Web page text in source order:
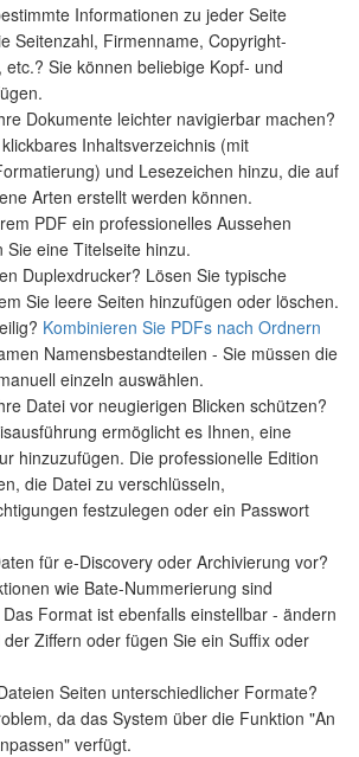
Informationen zu jeder Seite
Seitenzahl, Firmenname, Copyright-
etc.? Sie können beliebige Kopf- und
Dokumente leichter navigierbar machen?
Inhaltsverzeichnis (mit
und Lesezeichen hinzu, die auf
Arten erstellt werden können.
PDF ein professionelles Aussehen
Sie eine Titelseite hinzu.
Duplexdrucker? Lösen Sie typische
Sie leere Seiten hinzufügen oder löschen.
Kombinieren Sie PDFs nach Ordnern
Namensbestandteilen - Sie müssen die
einzeln auswählen.
Datei vor neugierigen Blicken schützen?
ermöglicht es Ihnen, eine
hinzuzufügen. Die professionelle Edition
die Datei zu verschlüsseln,
festzulegen oder ein Passwort
für e-Discovery oder Archivierung vor?
wie Bate-Nummerierung sind
Format ist ebenfalls einstellbar - ändern
Ziffern oder fügen Sie ein Suffix oder
Seiten unterschiedlicher Formate?
da das System über die Funktion "An
verfügt.